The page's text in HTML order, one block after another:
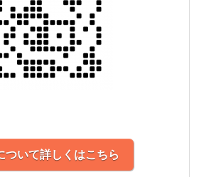
ついて詳しくはこちら